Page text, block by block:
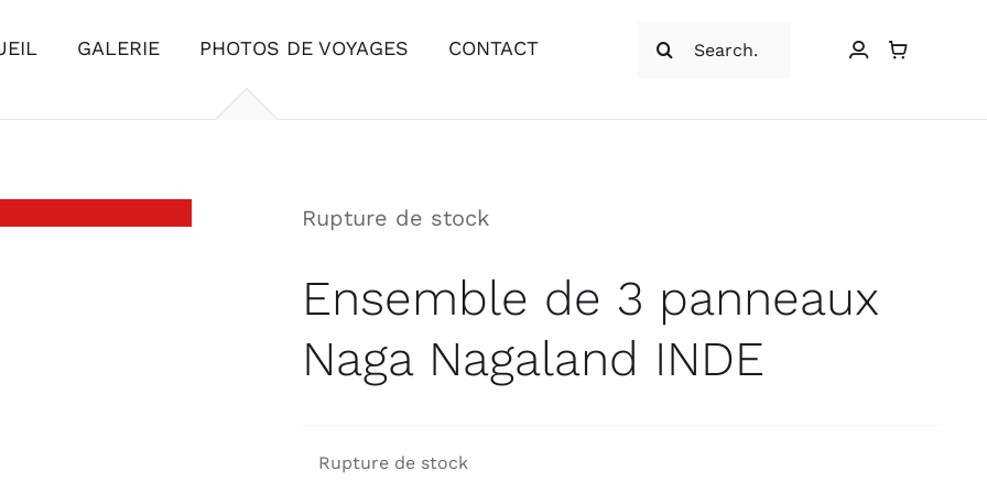
GALERIE PHOTOS DE VOYAGES CONTACT
Rupture de stock
Ensemble de 3 panneaux
Naga Nagaland INDE
Rupture de stock